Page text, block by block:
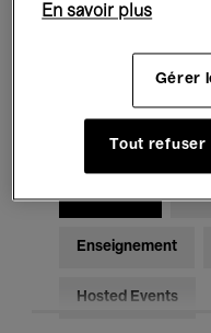
Rencontres &
Musique classique
Musique
Pour tous
Enseignement
Hosted Events
En savoir plus
Gérer
Tout refuser